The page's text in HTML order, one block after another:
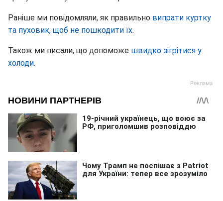
Раніше ми повідомляли, як правильно випрати куртку
та пуховик, щоб не пошкодити їх.
Також ми писали, що допоможе швидко зігрітися у
холоди.